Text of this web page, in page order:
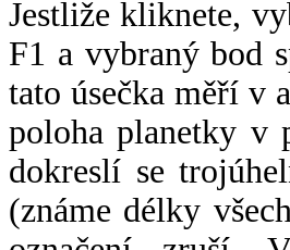
Jestliže kliknete,
F1 a vybraný bod
tato úsečka měří v
poloha planetky v
dokreslí se
(známe délky